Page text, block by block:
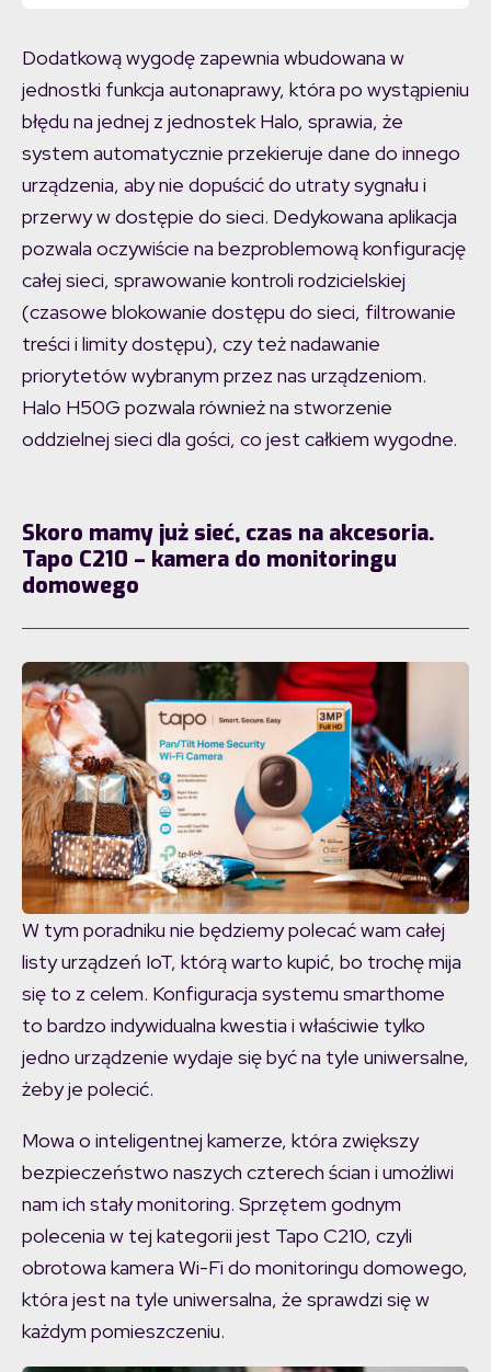
Dodatkową wygodę zapewnia wbudowana w
jednostki funkcja autonaprawy, która po wystąpieniu
błędu na jednej z jednostek Halo, sprawia, że
system automatycznie przekieruje dane do innego
urządzenia, aby nie dopuścić do utraty sygnału i
przerwy w dostępie do sieci. Dedykowana aplikacja
pozwala oczywiście na bezproblemową konfigurację
całej sieci, sprawowanie kontroli rodzicielskiej
(czasowe blokowanie dostępu do sieci, filtrowanie
treści i limity dostępu), czy też nadawanie
priorytetów wybranym przez nas urządzeniom.
Halo H50G pozwala również na stworzenie
oddzielnej sieci dla gości, co jest całkiem wygodne.
Skoro mamy już sieć, czas na akcesoria.
Tapo C210 – kamera do monitoringu
domowego
W tym poradniku nie będziemy polecać wam całej
listy urządzeń IoT, którą warto kupić, bo trochę mija
się to z celem. Konfiguracja systemu smarthome
to bardzo indywidualna kwestia i właściwie tylko
jedno urządzenie wydaje się być na tyle uniwersalne,
żeby je polecić.
Mowa o inteligentnej kamerze, która zwiększy
bezpieczeństwo naszych czterech ścian i umożliwi
nam ich stały monitoring. Sprzętem godnym
polecenia w tej kategorii jest Tapo C210, czyli
obrotowa kamera Wi-Fi do monitoringu domowego,
która jest na tyle uniwersalna, że sprawdzi się w
każdym pomieszczeniu.